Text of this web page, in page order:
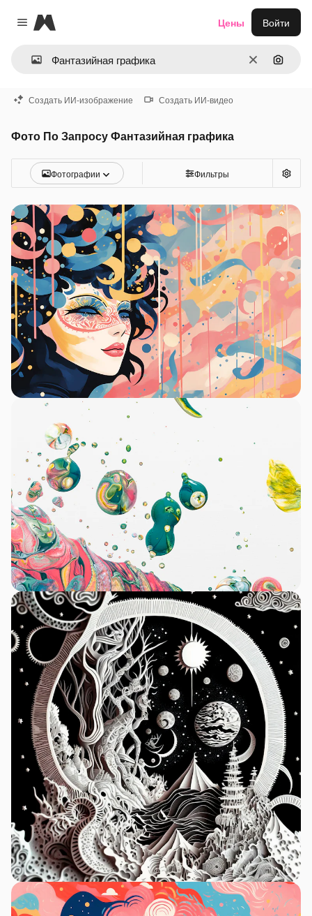
Close menu
Magnific
ОчиститьПоиск
Цены Войти
Создать ИИ-изображение Создать ИИ-видео
Фото По Запросу Фантазийная графика
Фотографии Фильтры